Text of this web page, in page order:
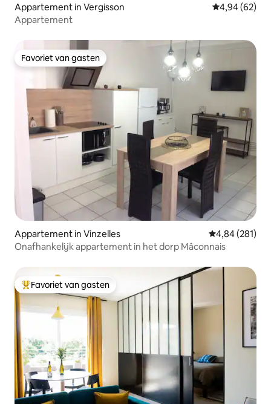
Appartement in Vergisson Gemiddelde
4,94 (62)
Appartement
Favoriet van gasten
Favoriet van gasten
Appartement in Vinzelles Gemiddelde
4,84 (281)
Onafhankelijk appartement in het dorp Mâconnais
Topfavoriet van gasten
Favoriet van gasten